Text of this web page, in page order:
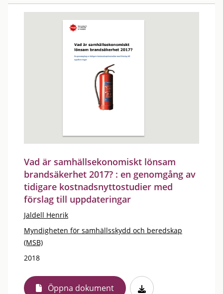
Vad är samhällsekonomiskt lönsam
brandsäkerhet 2017? : en genomgång av
tidigare kostnadsnyttostudier med
förslag till uppdateringar
Jaldell Henrik
Myndigheten för samhällsskydd och beredskap
(MSB)
2018
Öppna dokument